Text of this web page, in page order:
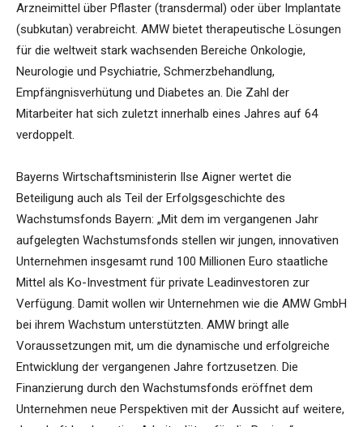
Arzneimittel über Pflaster (transdermal) oder über Implantate
(subkutan) verabreicht. AMW bietet therapeutische Lösungen
für die weltweit stark wachsenden Bereiche Onkologie,
Neurologie und Psychiatrie, Schmerzbehandlung,
Empfängnisverhütung und Diabetes an. Die Zahl der
Mitarbeiter hat sich zuletzt innerhalb eines Jahres auf 64
verdoppelt.
Bayerns Wirtschaftsministerin Ilse Aigner wertet die
Beteiligung auch als Teil der Erfolgsgeschichte des
Wachstumsfonds Bayern: „Mit dem im vergangenen Jahr
aufgelegten Wachstumsfonds stellen wir jungen, innovativen
Unternehmen insgesamt rund 100 Millionen Euro staatliche
Mittel als Ko-Investment für private Leadinvestoren zur
Verfügung. Damit wollen wir Unternehmen wie die AMW GmbH
bei ihrem Wachstum unterstützten. AMW bringt alle
Voraussetzungen mit, um die dynamische und erfolgreiche
Entwicklung der vergangenen Jahre fortzusetzen. Die
Finanzierung durch den Wachstumsfonds eröffnet dem
Unternehmen neue Perspektiven mit der Aussicht auf weitere,